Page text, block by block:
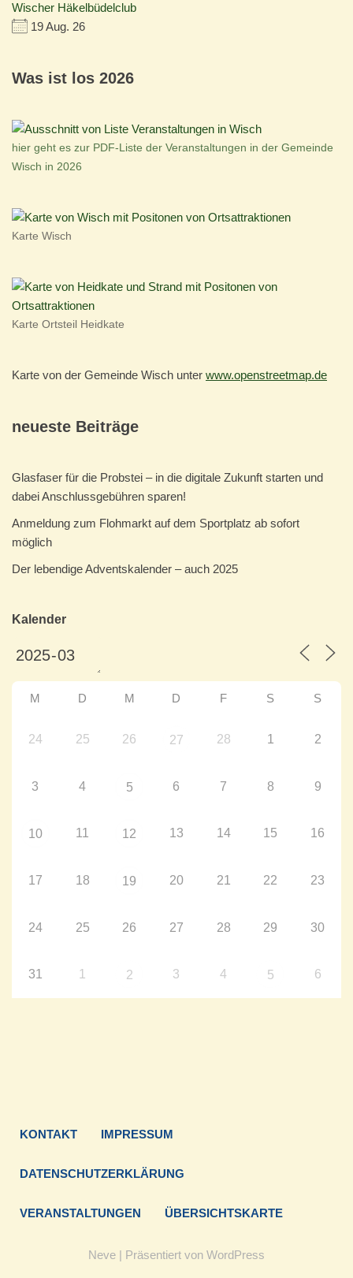
Wischer Häkelbüdelclub
19 Aug. 26
Was ist los 2026
hier geht es zur PDF-Liste der Veranstaltungen in der Gemeinde
Wisch in 2026
Karte Wisch
Karte Ortsteil Heidkate
Karte von der Gemeinde Wisch unter www.openstreetmap.de
neueste Beiträge
Glasfaser für die Probstei – in die digitale Zukunft starten und
dabei Anschlussgebühren sparen!
Anmeldung zum Flohmarkt auf dem Sportplatz ab sofort
möglich
Der lebendige Adventskalender – auch 2025
Kalender
M D M D F S S
24 25 26 27 28 1 2
3 4 5 6 7 8 9
10 11 12 13 14 15 16
17 18 19 20 21 22 23
24 25 26 27 28 29 30
31 1 2 3 4 5 6
KONTAKT IMPRESSUM
DATENSCHUTZERKLÄRUNG
VERANSTALTUNGEN ÜBERSICHTSKARTE
Neve | Präsentiert von WordPress